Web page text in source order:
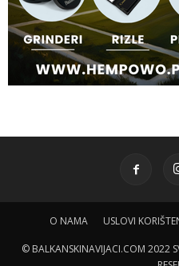
O NAMA USLOVI
© BALKANSKINAVIJACI.COM 2022